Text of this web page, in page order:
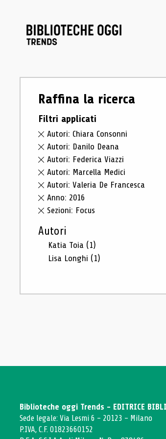
Raffina la ricerca
Filtri applicati
Autori: Chiara Consonni
Autori: Danilo Deana
Autori: Federica Viazzi
Autori: Marcella Medici
Autori: Valeria De Francesca
Anno: 2016
Sezioni: Focus
Autori
Katia Toia (1)
Lisa Longhi (1)
Biblioteche oggi Trends - EDITRICE
Sede legale: Via Lesmi 6 - 20123 - Milano
P.IVA, C.F. 01823660152